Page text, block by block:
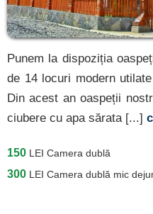
Punem la dispoziția
de 14 locuri modern
Din acest an oaspeții
ciubere cu apa sărata [...]
150 LEI Camera dublă
300 LEI Camera dublă mic